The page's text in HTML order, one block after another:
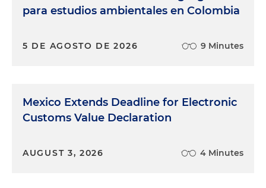
para estudios ambientales en Colombia
5 DE AGOSTO DE 2026 9 Minutes
Mexico Extends Deadline for Electronic
Customs Value Declaration
AUGUST 3, 2026 4 Minutes